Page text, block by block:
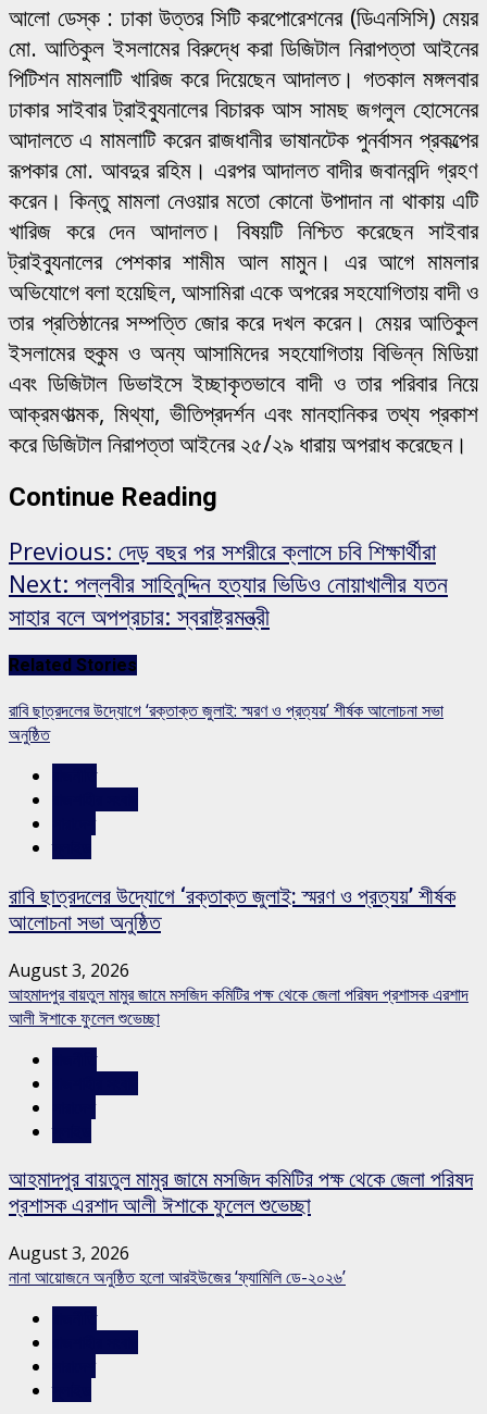
আলো ডেস্ক : ঢাকা উত্তর সিটি করপোরেশনের (ডিএনসিসি) মেয়র
মো. আতিকুল ইসলামের বিরুদ্ধে করা ডিজিটাল নিরাপত্তা আইনের
পিটিশন মামলাটি খারিজ করে দিয়েছেন আদালত। গতকাল মঙ্গলবার
ঢাকার সাইবার ট্রাইব্যুনালের বিচারক আস সামছ জগলুল হোসেনের
আদালতে এ মামলাটি করেন রাজধানীর ভাষানটেক পুনর্বাসন প্রকল্পের
রূপকার মো. আবদুর রহিম। এরপর আদালত বাদীর জবানবন্দি গ্রহণ
করেন। কিন্তু মামলা নেওয়ার মতো কোনো উপাদান না থাকায় এটি
খারিজ করে দেন আদালত। বিষয়টি নিশ্চিত করেছেন সাইবার
ট্রাইব্যুনালের পেশকার শামীম আল মামুন। এর আগে মামলার
অভিযোগে বলা হয়েছিল, আসামিরা একে অপরের সহযোগিতায় বাদী ও
তার প্রতিষ্ঠানের সম্পত্তি জোর করে দখল করেন। মেয়র আতিকুল
ইসলামের হুকুম ও অন্য আসামিদের সহযোগিতায় বিভিন্ন মিডিয়া
এবং ডিজিটাল ডিভাইসে ইচ্ছাকৃতভাবে বাদী ও তার পরিবার নিয়ে
আক্রমণাত্মক, মিথ্যা, ভীতিপ্রদর্শন এবং মানহানিকর তথ্য প্রকাশ
করে ডিজিটাল নিরাপত্তা আইনের ২৫/২৯ ধারায় অপরাধ করেছেন।
Continue Reading
Previous: দেড় বছর পর সশরীরে ক্লাসে চবি শিক্ষার্থীরা
Next: পল্লবীর সাহিনুদ্দিন হত্যার ভিডিও নোয়াখালীর যতন
সাহার বলে অপপ্রচার: স্বরাষ্ট্রমন্ত্রী
Related Stories
রাবি ছাত্রদলের উদ্যোগে ‘রক্তাক্ত জুলাই: স্মরণ ও প্রত্যয়’ শীর্ষক আলোচনা সভা
অনুষ্ঠিত
রাবি ছাত্রদলের উদ্যোগে ‘রক্তাক্ত জুলাই: স্মরণ ও প্রত্যয়’ শীর্ষক
আলোচনা সভা অনুষ্ঠিত
August 3, 2026
আহমাদপুর বায়তুল মামুর জামে মসজিদ কমিটির পক্ষ থেকে জেলা পরিষদ প্রশাসক এরশাদ
আলী ঈশাকে ফুলেল শুভেচ্ছা
আহমাদপুর বায়তুল মামুর জামে মসজিদ কমিটির পক্ষ থেকে জেলা পরিষদ
প্রশাসক এরশাদ আলী ঈশাকে ফুলেল শুভেচ্ছা
August 3, 2026
নানা আয়োজনে অনুষ্ঠিত হলো আরইউজের ‘ফ্যামিলি ডে-২০২৬’